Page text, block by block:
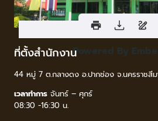
Powered By
ที่ตั้งสำนักงาน
44 หมู่ 7 ต.กลางดง อ.ปากช่อง จ.นครราชสี
เวลาทำการ จันทร์ – ศุกร์
08:30 -16:30 น.